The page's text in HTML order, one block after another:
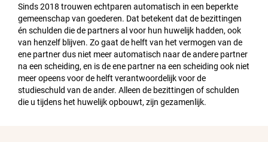
Sinds 2018 trouwen echtparen automatisch in een beperkte
gemeenschap van goederen. Dat betekent dat de bezittingen
én schulden die de partners al voor hun huwelijk hadden, ook
van henzelf blijven. Zo gaat de helft van het vermogen van de
ene partner dus niet meer automatisch naar de andere partner
na een scheiding, en is de ene partner na een scheiding ook niet
meer opeens voor de helft verantwoordelijk voor de
studieschuld van de ander. Alleen de bezittingen of schulden
die u tijdens het huwelijk opbouwt, zijn gezamenlijk.